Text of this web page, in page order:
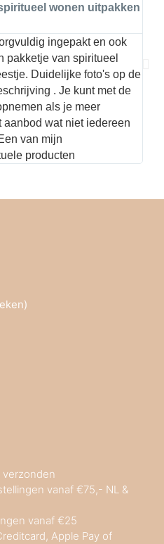
wonen uitpakken
ingepakt en ook
pakketje van spiritueel
Duidelijke foto's op de
. Je kunt met de
als je meer
aanbod wat niet iedereen
van mijn
producten
verzonden
vanaf €75,- NL &
vanaf €25
Apple Pay of